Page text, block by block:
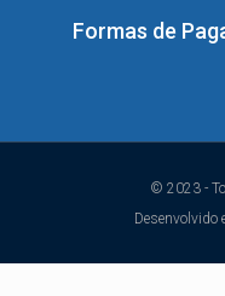
Formas de
© 2023 -
Desenvolvido